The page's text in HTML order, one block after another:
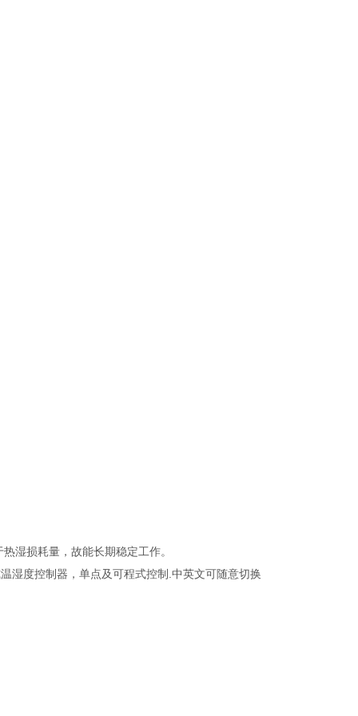
湿损耗量，故能长期稳定工作。
湿度控制器，单点及可程式控制.中英文可随意切换